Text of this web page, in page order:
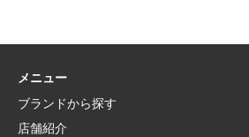
メニュー
ブランドから探す
店舗紹介